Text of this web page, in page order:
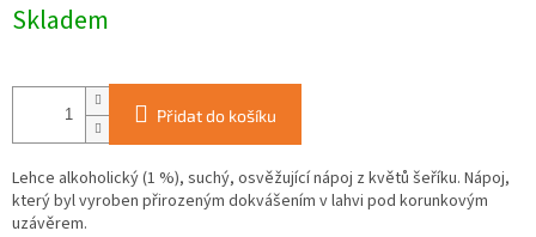
Skladem
Přidat do košíku
Lehce alkoholický (1 %), suchý, osvěžující nápoj z květů šeříku. Nápoj,
který byl vyroben přirozeným dokvášením v lahvi pod korunkovým
uzávěrem.